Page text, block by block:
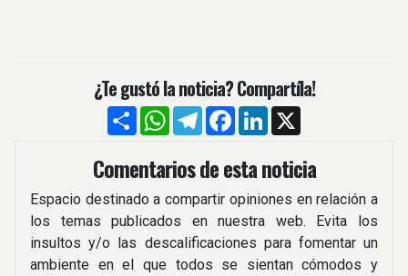
¿Te gustó la noticia? Compartíla!
CompartirWhatsApp
TelegramFacebook
LinkedIn
Comentarios de esta noticia
Espacio destinado a compartir opiniones en relación a
los temas publicados en nuestra web. Evita los
insultos y/o las descalificaciones para fomentar un
ambiente en el que todos se sientan cómodos y